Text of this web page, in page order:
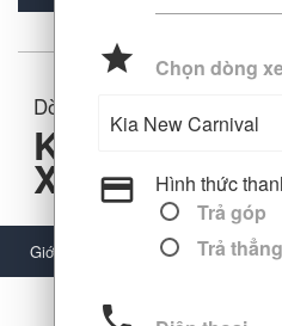
Dòng xe
KIA
X-LINE
Giới thiệu Hình ảnh
grade Chọn dòng
payment
Hình thức
Trả góp
Trả thẳng